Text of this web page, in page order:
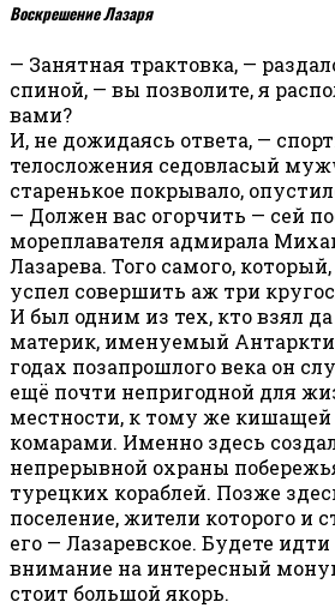
Воскрешение Лазаря
— Занятная трактовка, —
спиной, — вы позволите, я
вами?
И, не дожидаясь ответа, —
телосложения седовласый
старенькое покрывало,
— Должен вас огорчить — сей
мореплавателя адмирала
Лазарева. Того самого,
успел совершить аж три
И был одним из тех, кто взял
материк, именуемый
годах позапрошлого века он
ещё почти непригодной для
местности, к тому же
комарами. Именно здесь
непрерывной охраны
турецких кораблей. Позже
поселение, жители которого и
его — Лазаревское. Будете идти
внимание на интересный
стоит большой якорь.